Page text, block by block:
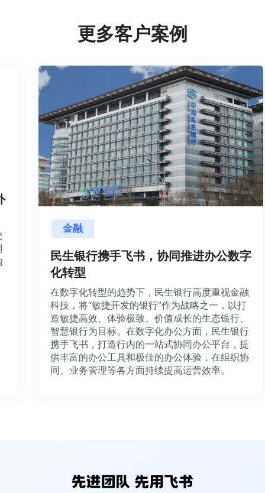
更多客户案例
金融
民生银行携手飞书，协同推进办公数字
化转型
在数字化转型的趋势下，民生银行高度重视金融
科技，将“敏捷开发的银行”作为战略之一，以打
造敏捷高效、体验极致、价值成长的生态银行、
智慧银行为目标。在数字化办公方面，民生银行
携手飞书，打造行内的一站式协同办公平台，提
供丰富的办公工具和极佳的办公体验，在组织协
同、业务管理等各方面持续提高运营效率。